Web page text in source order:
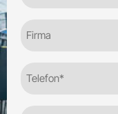
(Required)